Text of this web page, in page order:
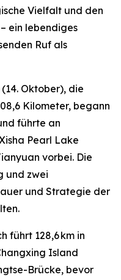
Vielfalt und den
ein lebendiges
Ruf als
Oktober), die
Kilometer, begann
führte an
Pearl Lake
vorbei. Die
und zwei
und Strategie der
führt 128,6 km in
Island
Brücke, bevor